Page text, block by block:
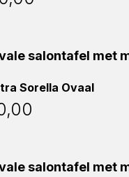
Sorella Ovaal